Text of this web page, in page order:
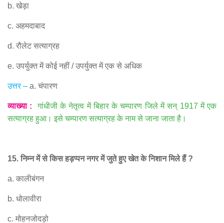
b. खेड़ा
c. अहमदाबाद
d. रौलेट सत्याग्रह
e. उपर्युक्त में कोई नहीं /उपर्युक्त में एक से अधिक
उत्तर– a. चंपारण
व्याख्या: गांधीजी के नेतृत्व में बिहार के चम्पारण जिले में सन्1917में एक
सत्याग्रह हुआ। इसे चम्पारण सत्याग्रह के नाम से जाना जाता है।
15.निम्न में से किस हड़प्पन नगर में जुते हुए खेत के निशान मिले हैं?
a. कालीबंगन
b. धोलावीरा
c. मोहनजोदड़ो